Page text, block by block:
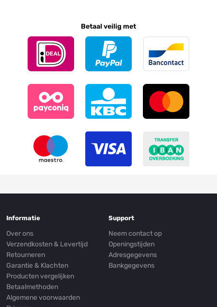
Betaal veilig met
Informatie
Over ons
Verzendkosten & Levertijd
Retourneren
Garantie & Klachten
Producten vergelijken
Betaalmethoden
Algemene voorwaarden
Support
Neem contact op
Openingstijden
Adresgegevens
Bankgegevens